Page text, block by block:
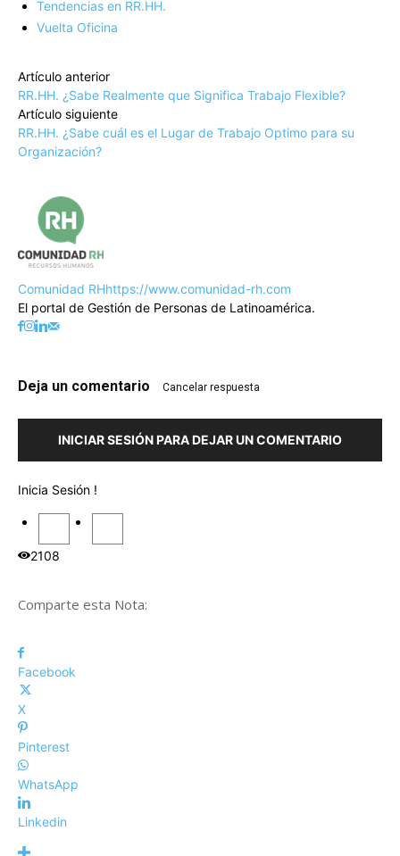
Tendencias en RR.HH.
Vuelta Oficina
Artículo anterior
RR.HH. ¿Sabe Realmente que Significa Trabajo Flexible?
Artículo siguiente
RR.HH. ¿Sabe cuál es el Lugar de Trabajo Optimo para su
Organización?
Comunidad RHhttps://www.comunidad-rh.com
El portal de Gestión de Personas de Latinoamérica.
Deja un comentario Cancelar respuesta
INICIAR SESIÓN PARA DEJAR UN COMENTARIO
Inicia Sesión !
2108
Comparte esta Nota:
Facebook
X
Pinterest
WhatsApp
Linkedin